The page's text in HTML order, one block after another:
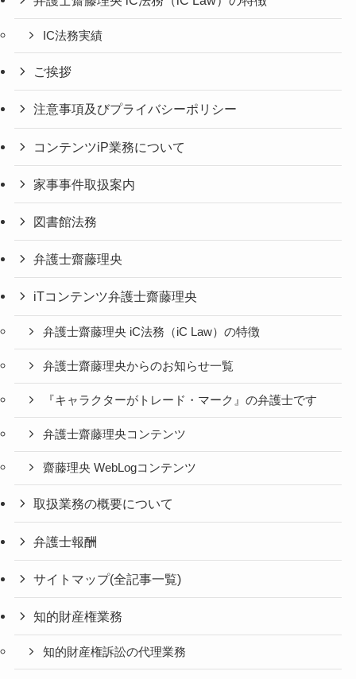
IC法務実績
ご挨拶
注意事項及びプライバシーポリシー
コンテンツiP業務について
家事事件取扱案内
図書館法務
弁護士齋藤理央
iTコンテンツ弁護士齋藤理央
弁護士齋藤理央 iC法務（iC Law）の特徴
弁護士齋藤理央からのお知らせ一覧
『キャラクターがトレード・マーク』の弁護士です
弁護士齋藤理央コンテンツ
齋藤理央 WebLogコンテンツ
取扱業務の概要について
弁護士報酬
サイトマップ(全記事一覧)
知的財産権業務
知的財産権訴訟の代理業務